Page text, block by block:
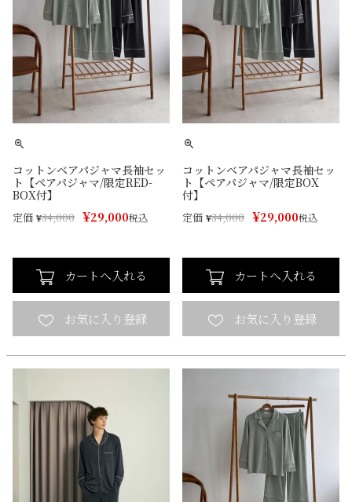
コットンベアパジャマ長袖セッ
ト【ペアパジャマ/限定RED-
BOX付】
定価 ¥34,000 ¥29,000税込
カートへ入れる
コットンベアパジャマ長袖セッ
ト【ペアパジャマ/限定BOX
付】
定価 ¥34,000 ¥29,000税込
カートへ入れる